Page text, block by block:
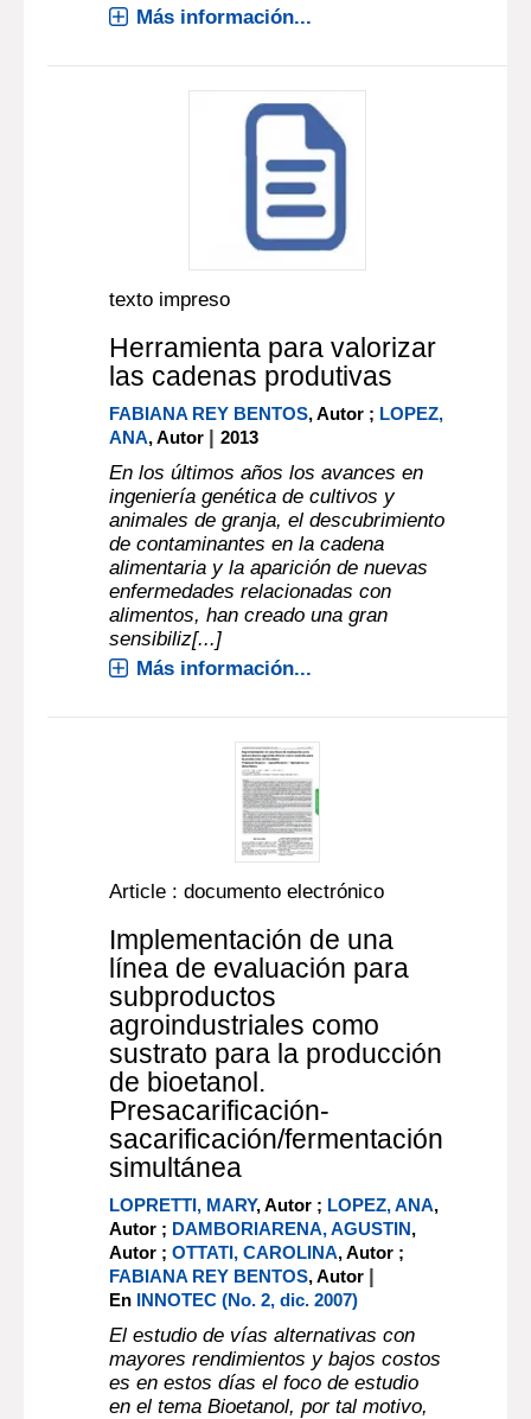
Más información...
texto impreso
Herramienta para valorizar
las cadenas produtivas
FABIANA REY BENTOS, Autor ; LOPEZ,
ANA, Autor |2013
En los últimos años los avances en
ingeniería genética de cultivos y
animales de granja, el descubrimiento
de contaminantes en la cadena
alimentaria y la aparición de nuevas
enfermedades relacionadas con
alimentos, han creado una gran
sensibiliz[...]
Más información...
Article : documento electrónico
Implementación de una
línea de evaluación para
subproductos
agroindustriales como
sustrato para la producción
de bioetanol.
Presacarificación-
sacarificación/fermentación
simultánea
LOPRETTI, MARY, Autor ; LOPEZ, ANA,
Autor ; DAMBORIARENA, AGUSTIN,
Autor ;OTTATI, CAROLINA, Autor ;
FABIANA REY BENTOS, Autor |
En INNOTEC (No. 2, dic. 2007)
El estudio de vías alternativas con
mayores rendimientos y bajos costos
es en estos días el foco de estudio
en el tema Bioetanol, por tal motivo,